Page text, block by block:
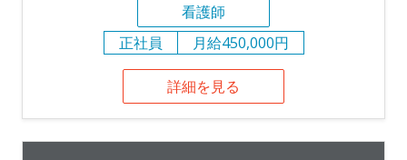
看護師
正社員
月給450,000円
詳細を見る